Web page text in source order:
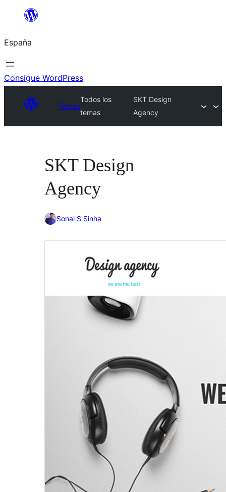
Saltar
contenido
España
Consigue WordPress
Temas
Todos los
temas
SKT Design
Agency
SKT Design
Agency
Sonal S Sinha